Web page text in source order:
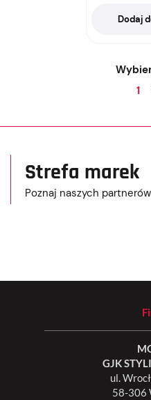
Dodaj
1
Strefa marek
Poznaj naszych partnerów
GJK
ul.
58-306